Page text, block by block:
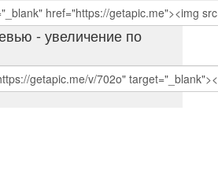
- увеличение по